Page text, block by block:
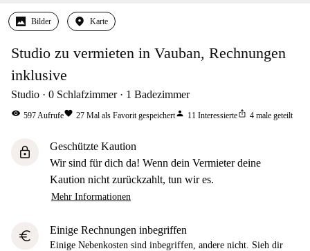
Bilder Karte
Studio zu vermieten in Vauban, Rechnungen
inklusive
Studio 0 Schlafzimmer 1 Badezimmer
visibility 597Aufrufefavorite 27 Mal als Favorit gespeichertperson 11 Interessierteios_share 4 male geteilt
lock
Geschützte Kaution
Wir sind für dich da! Wenn dein Vermieter deine
Kaution nicht zurückzahlt, tun wir es.
Mehr Informationen
euro Einige Rechnungen inbegriffen
Einige Nebenkosten sind inbegriffen, andere nicht. Sieh dir